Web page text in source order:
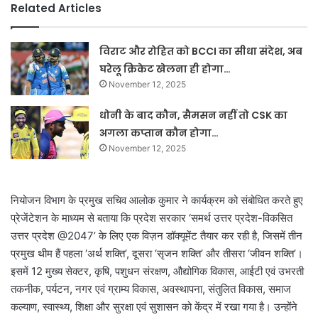
Related Articles
विराट और रोहित को BCCI का सीधा संदेश, अब
घरेलू क्रिकेट खेलना ही होगा…
November 12, 2025
धोनी के बाद कौन, सैमसन नहीं तो CSK का
अगला कप्तान कौन होगा…
November 12, 2025
नियोजन विभाग के प्रमुख सचिव आलोक कुमार ने कार्यक्रम को संबोधित करते हुए
प्रेजेंटेशन के माध्यम से बताया कि प्रदेश सरकार ‘समर्थ उत्तर प्रदेश-विकसित
उत्तर प्रदेश @2047’ के लिए एक विज़न डॉक्यूमेंट तैयार कर रही है, जिसमें तीन
प्रमुख थीम हैं पहला ‘अर्थ शक्ति’, दूसरा ‘सृजन शक्ति’ और तीसरा ‘जीवन शक्ति’।
इसमें 12 मुख्य सेक्टर, कृषि, पशुधन संरक्षण, औद्योगिक विकास, आईटी एवं उभरती
तकनीक, पर्यटन, नगर एवं ग्राम्य विकास, अवस्थापना, संतुलित विकास, समाज
कल्याण, स्वास्थ्य, शिक्षा और सुरक्षा एवं सुशासन को केंद्र में रखा गया है। उन्होंने